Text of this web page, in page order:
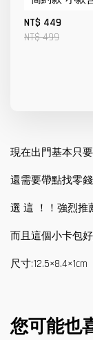
NT$ 449
NT$ 499
現在出門基本只
還需要帶點找零
選 這 ！！強烈推
而且這個小卡包
尺寸:12.5×8.4×1cm
您可能也